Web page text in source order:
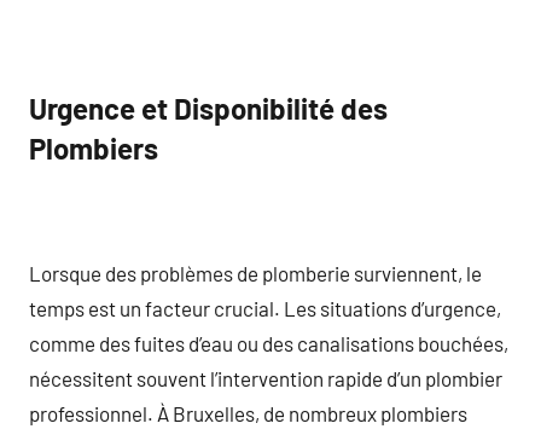
Urgence et Disponibilité des
Plombiers
Lorsque des problèmes de plomberie surviennent, le
temps est un facteur crucial. Les situations d’urgence,
comme des fuites d’eau ou des canalisations bouchées,
nécessitent souvent l’intervention rapide d’un plombier
professionnel. À Bruxelles, de nombreux plombiers